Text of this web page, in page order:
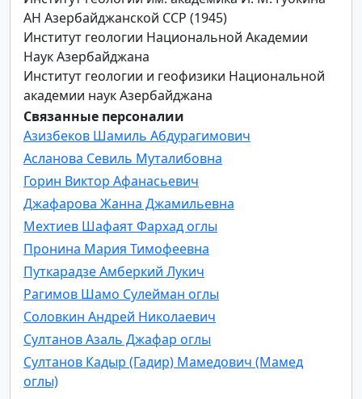
АН Азербайджанской ССР (1945)
Институт геологии Национальной Академии
Наук Азербайджана
Институт геологии и геофизики Национальной
академии наук Азербайджана
Связанные персоналии
Азизбеков Шамиль Абдурагимович
Асланова Севиль Муталибовна
Горин Виктор Афанасьевич
Джафарова Жанна Джамильевна
Мехтиев Шафаят Фархад оглы
Пронина Мария Тимофеевна
Путкарадзе Амберкий Лукич
Рагимов Шамо Сулейман оглы
Соловкин Андрей Николаевич
Султанов Азаль Джафар оглы
Султанов Кадыр (Гадир) Мамедович (Мамед
оглы)